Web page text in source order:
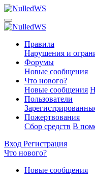
Правила
Нарушения и
Форумы
Новые сообщения
Что нового?
Новые сообщения
Пользователи
Пожертвования
Сбор средств В
Вход Регистрация
Что нового?
Новые сообщения